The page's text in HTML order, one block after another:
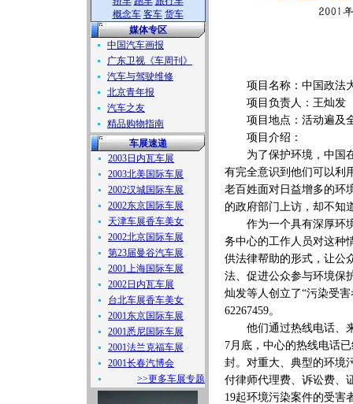
概念车 客车 货车
媒体专区
中国汽车画报
广东卫视《车周刊》
汽车与驾驶维修
北京青年报
汽车之友
精品购物指南
车展速递
2003日内瓦车展
2003北美国际车展
2002汉城国际车展
2002东京国际车展
天津车展香车美女
2002北京国际车展
第23届曼谷汽车展
2001上海国际车展
2002日内瓦车展
台北车展香车美女
2001东京国际车展
2001悉尼国际车展
2001法兰克福车展
2001长春汽博会
>>更多车展专题
项目名称：中国政法大
项目负责人：王灿发
项目地点：活动遍及
项目介绍：
为了保护环境，中国在
有完全意识到他们可以利
老百姓面对日益增多的环
的政府部门上访，却不知
作为一个具有深厚环境
务中心的工作人员对这种
供法律帮助的形式，让公
法、促进公众参与环境保
灿发等人创立了“污染受
62267459。
他们通过热线电话、来
7月底，中心的热线电话
封。对重大、典型的环境
付律师代理费、诉讼费、
19起环境污染案件的受害